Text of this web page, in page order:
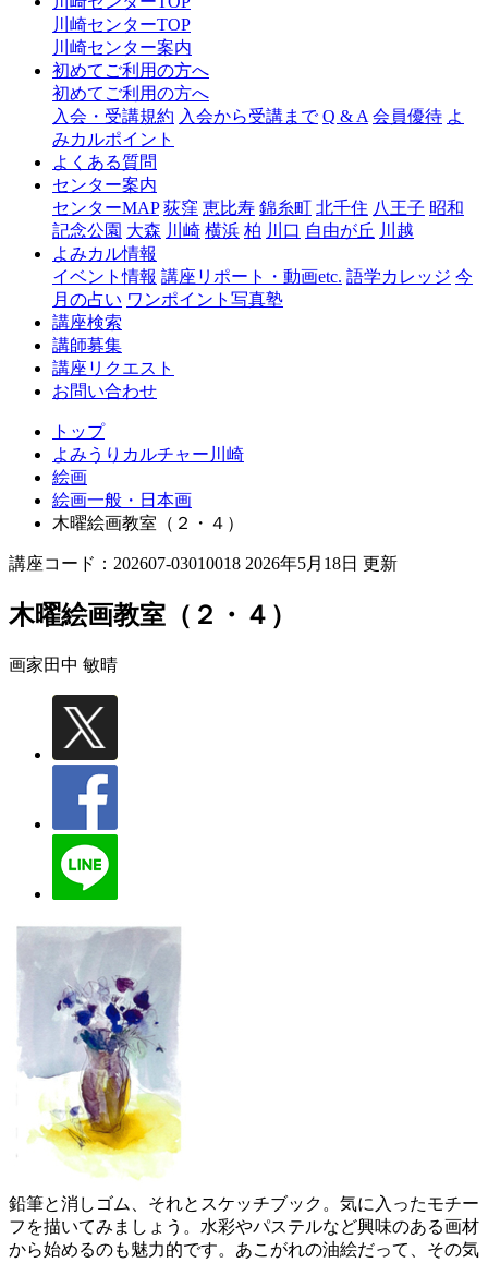
ャ
崎
川崎センターTOP
川崎センター案内
初めてご利用の方へ
初めてご利用の方へ
入会・受講規約 入会から受講まで Q & A 会員優待 よ
みカルポイント
よくある質問
センター案内
センターMAP 荻窪 恵比寿 錦糸町 北千住 八王子 昭和
記念公園 大森 川崎 横浜 柏 川口 自由が丘 川越
よみカル情報
イベント情報 講座リポート・動画etc. 語学カレッジ 今
月の占い ワンポイント写真塾
講座検索
講師募集
講座リクエスト
お問い合わせ
トップ
よみうりカルチャー川崎
絵画
絵画一般・日本画
木曜絵画教室（２・４）
講座コード：202607-03010018 2026年5月18日 更新
木曜絵画教室（２・４）
画家田中 敏晴
鉛筆と消しゴム、それとスケッチブック。気に入ったモチー
フを描いてみましょう。水彩やパステルなど興味のある画材
から始めるのも魅力的です。あこがれの油絵だって、その気